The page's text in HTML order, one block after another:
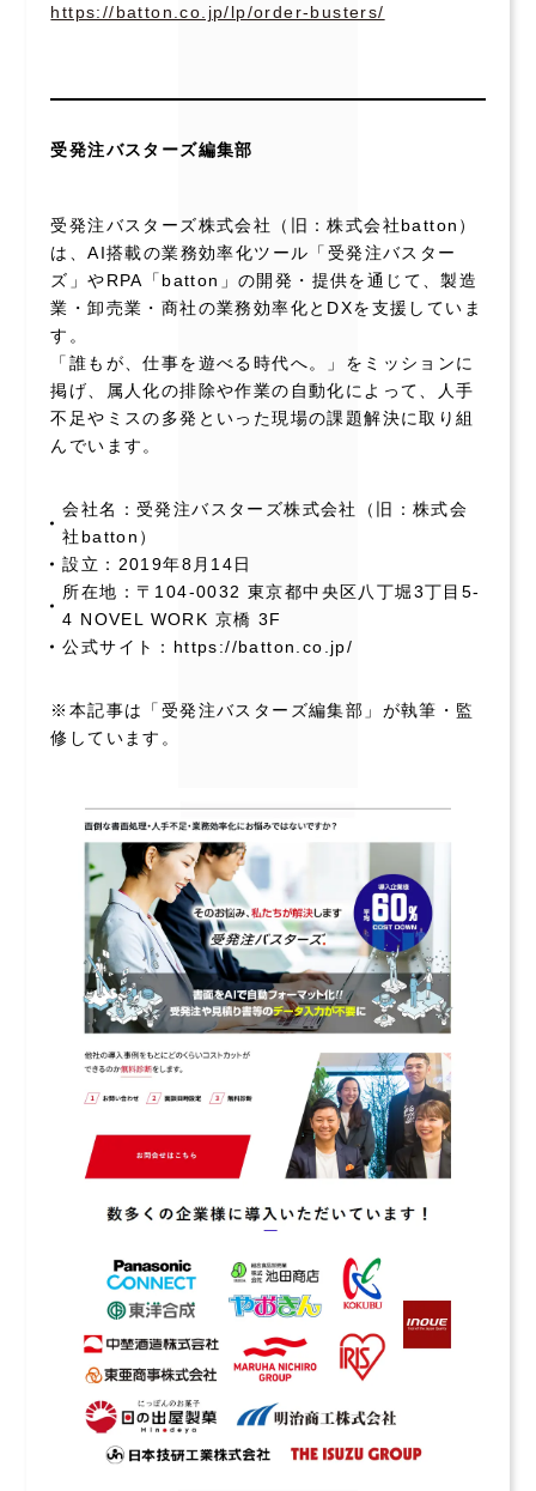
https://batton.co.jp/lp/order-busters/
受発注バスターズ編集部
受発注バスターズ株式会社（旧：株式会社batton）
は、AI搭載の業務効率化ツール「受発注バスター
ズ」やRPA「batton」の開発・提供を通じて、製造
業・卸売業・商社の業務効率化とDXを支援していま
す。
「誰もが、仕事を遊べる時代へ。」をミッションに
掲げ、属人化の排除や作業の自動化によって、人手
不足やミスの多発といった現場の課題解決に取り組
んでいます。
会社名：受発注バスターズ株式会社（旧：株式会
社batton）
設立：2019年8月14日
所在地：〒104-0032 東京都中央区八丁堀3丁目5-
4 NOVEL WORK 京橋 3F
公式サイト：https://batton.co.jp/
※本記事は「受発注バスターズ編集部」が執筆・監
修しています。